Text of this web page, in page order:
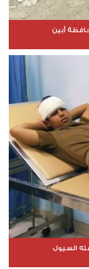
أبين
السيول